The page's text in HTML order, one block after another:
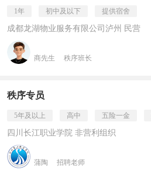
1年 初中及以下 提供宿舍
成都龙湖物业服务有限公司泸州 民营
商先生 秩序班长
秩序专员
5年及以上 高中 五险一金
四川长江职业学院 非营利组织
蒲陶 招聘老师